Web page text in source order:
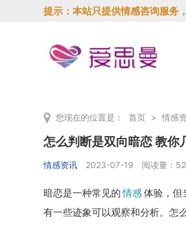
提示：本站只提供情感咨询服务
您现在的位置是： 首页 > 情感
怎么判断是双向暗恋 教你
情感资讯 2023-07-19 阅读量：
暗恋是一种常见的 情感体验，但
有一些迹象可以观察和分析。怎